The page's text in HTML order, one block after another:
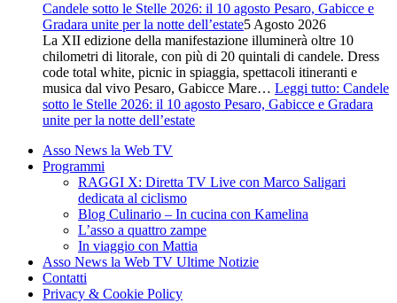
Candele sotto le Stelle 2026: il 10 agosto Pesaro, Gabicce e
Gradara unite per la notte dell’estate5 Agosto 2026
La XII edizione della manifestazione illuminerà oltre 10
chilometri di litorale, con più di 20 quintali di candele. Dress
code total white, picnic in spiaggia, spettacoli itineranti e
musica dal vivo Pesaro, Gabicce Mare… Leggi tutto: Candele
sotto le Stelle 2026: il 10 agosto Pesaro, Gabicce e Gradara
unite per la notte dell’estate
Asso News la Web TV
Programmi
RAGGI X: Diretta TV Live con Marco Saligari
dedicata al ciclismo
Blog Culinario – In cucina con Kamelina
L’asso a quattro zampe
In viaggio con Mattia
Asso News la Web TV Ultime Notizie
Contatti
Privacy & Cookie Policy